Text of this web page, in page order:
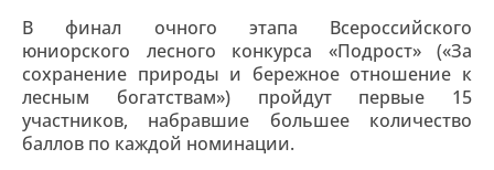
В финал очного этапа Всероссийского
юниорского лесного конкурса «Подрост» («За
сохранение природы и бережное отношение к
лесным богатствам») пройдут первые 15
участников, набравшие большее количество
баллов по каждой номинации.